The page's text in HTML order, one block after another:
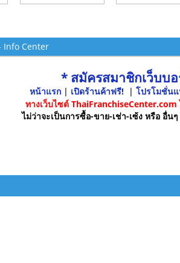
Info Center
* สมัครสมาชิกเว็บบ
หน้าแรก| เปิดร้านค้าฟรี! | โปรโมชั่น
ทางเว็บไซต์
ไม่ว่าจะเป็นการซื้อ-ขาย-เช่า-เซ้ง หรือ อื่